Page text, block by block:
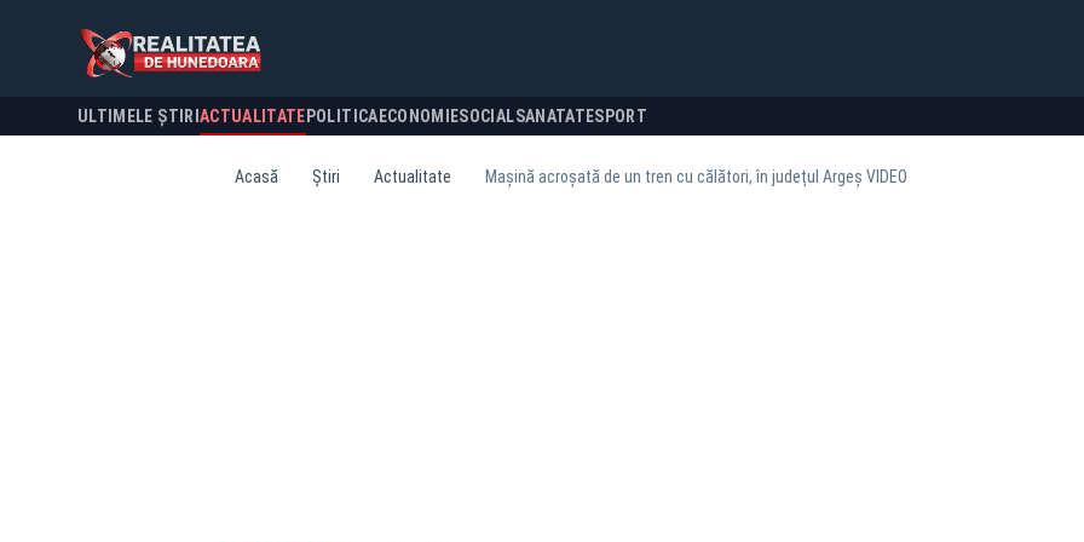
ULTIMELE ȘTIRI ACTUALITATE POLITICA ECONOMIESOCIALSANATATESPORT
Acasă Știri Actualitate Mașină acroșată de un tren cu călători, în județul Argeș VIDEO